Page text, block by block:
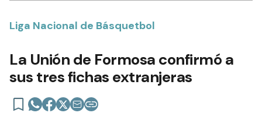
Liga Nacional de Básquetbol
La Unión de Formosa confirmó a
sus tres fichas extranjeras